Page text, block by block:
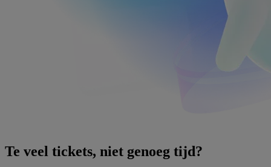
Te veel tickets, niet genoeg tijd?